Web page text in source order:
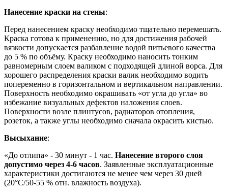
Нанесение краски на стены:
Перед нанесением краску необходимо тщательно перемешать.
Краска готова к применению, но для достижения рабочей
вязкости допускается разбавление водой питьевого качества
до 5 % по объёму. Краску необходимо наносить тонким
равномерным слоем валиком с подходящей длиной ворса. Для
хорошего распределения краски валик необходимо водить
попеременно в горизонтальном и вертикальном направлении.
Поверхность необходимо окрашивать «от угла до угла» во
избежание визуальных дефектов наложения слоев.
Поверхности возле плинтусов, радиаторов отопления,
розеток, а также углы необходимо сначала окрасить кистью.
Высыхание:
«До отлипа» - 30 минут - 1 час. Нанесение второго слоя
допустимо через 4-6 часов. Заявленные эксплуатационные
характеристики достигаются не менее чем через 30 дней
(20°C/50-55 % отн. влажность воздуха).